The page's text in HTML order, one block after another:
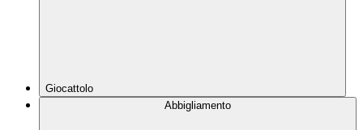
Giocattolo
Abbigliamento